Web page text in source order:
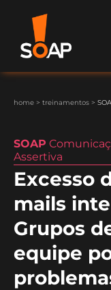
SOAP
Assertiva
Excesso
mails
Grupos
equipe
home > treinamentos >